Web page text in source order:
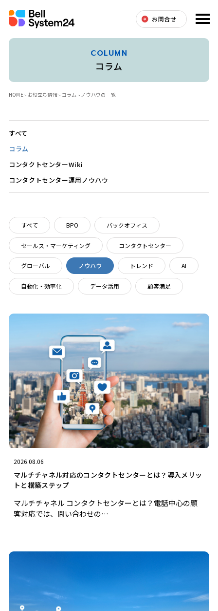
お問合せ
COLUMN
コラム
HOME お役立ち情報 コラム ノウハウの一覧
すべて
コラム
コンタクトセンターWiki
コンタクトセンター運用ノウハウ
すべて BPO バックオフィス
セールス・マーケティング コンタクトセンター
グローバル ノウハウ トレンド AI
自動化・効率化 データ活用 顧客満足
2026.08.06
マルチチャネル対応のコンタクトセンターとは？導入メリッ
トと構築ステップ
マルチチャネル コンタクトセンターとは？電話中心の顧
客対応では、問い合わせの…